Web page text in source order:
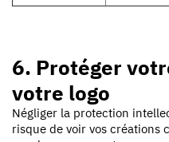
6. Protéger
votre logo
Négliger la protection
risque de voir vos créations